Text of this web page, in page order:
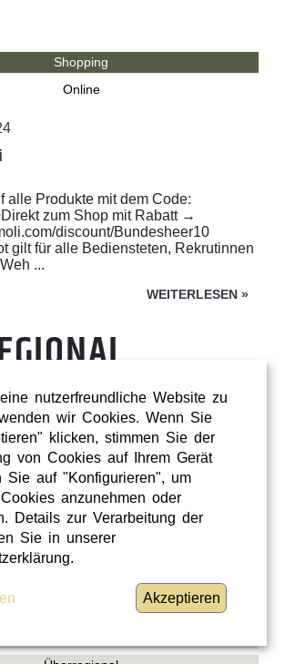
Shopping
Online
alle Produkte mit dem Code:
zum Shop mit Rabatt →
discount/Bundesheer10
gilt für alle Bediensteten, Rekrutinnen
...
WEITERLESEN »
nutzerfreundliche Website zu
wir Cookies. Wenn Sie
klicken, stimmen Sie der
von Cookies auf Ihrem Gerät
Sie auf "Konfigurieren", um
anzunehmen oder
Details zur Verarbeitung der
Sie in unserer
Akzeptieren